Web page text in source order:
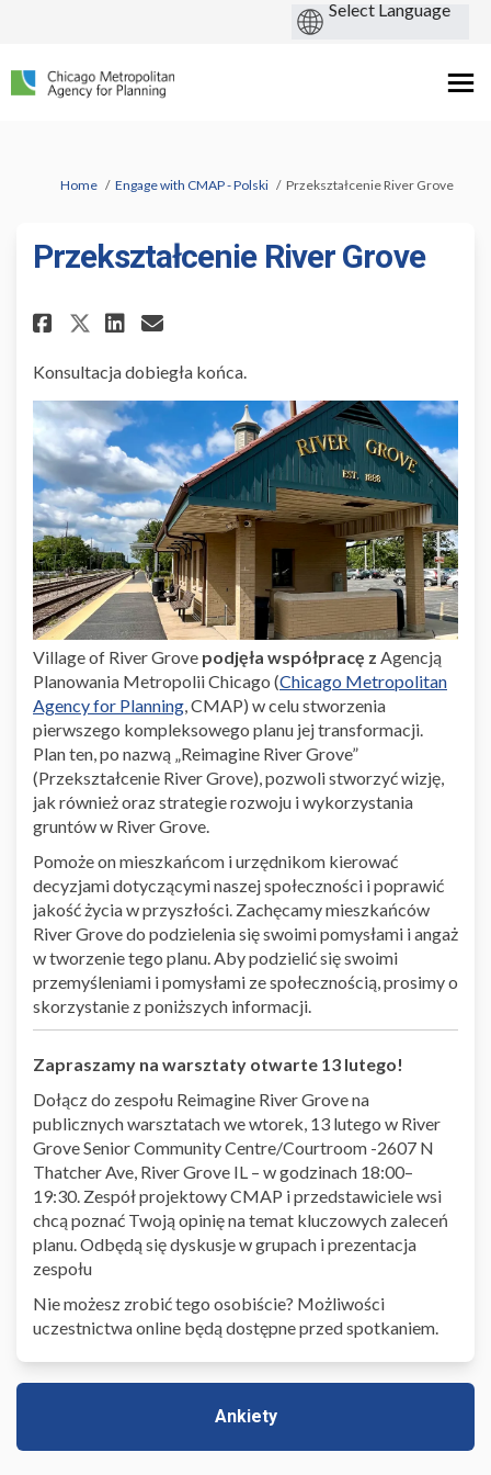
You are here:
Home Engage with CMAP - Polski Przekształcenie River Grove
Przekształcenie River Grove
Share Przekształcenie River
Share Przekształcenie
Share Przekształcenie
Email Przekształcenie
Konsultacja dobiegła końca.
Village of River Grove podjęła współpracę z Agencją
Planowania Metropolii Chicago (Chicago Metropolitan
Agency for Planning(External)
, CMAP) w celu stworzenia
pierwszego kompleksowego planu jej transformacji.
Plan ten, po nazwą „Reimagine River Grove”
(Przekształcenie River Grove), pozwoli stworzyć wizję,
jak również oraz strategie rozwoju i wykorzystania
gruntów w River Grove.
Pomoże on mieszkańcom i urzędnikom kierować
decyzjami dotyczącymi naszej społeczności i poprawić
jakość życia w przyszłości. Zachęcamy mieszkańców
River Grove do podzielenia się swoimi pomysłami i angaż
w tworzenie tego planu. Aby podzielić się swoimi
przemyśleniami i pomysłami ze społecznością, prosimy o
skorzystanie z poniższych informacji.
Zapraszamy na warsztaty otwarte 13 lutego!
Dołącz do zespołu Reimagine River Grove na
publicznych warsztatach we wtorek, 13 lutego w River
Grove Senior Community Centre/Courtroom -2607 N
Thatcher Ave, River Grove IL – w godzinach 18:00–
19:30. Zespół projektowy CMAP i przedstawiciele wsi
chcą poznać Twoją opinię na temat kluczowych zaleceń
planu. Odbędą się dyskusje w grupach i prezentacja
zespołu
Nie możesz zrobić tego osobiście? Możliwości
uczestnictwa online będą dostępne przed spotkaniem.
Ankiety